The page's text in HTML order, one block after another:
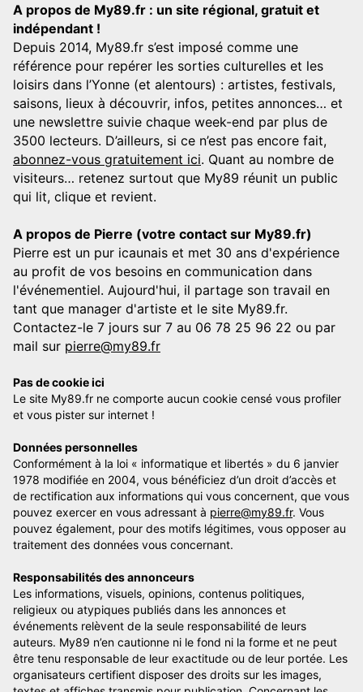
A propos de My89.fr : un site régional, gratuit et
indépendant !
Depuis 2014, My89.fr s’est imposé comme une
référence pour repérer les sorties culturelles et les
loisirs dans l’Yonne (et alentours) : artistes, festivals,
saisons, lieux à découvrir, infos, petites annonces… et
une newslettre suivie chaque week-end par plus de
3500 lecteurs. D’ailleurs, si ce n’est pas encore fait,
abonnez-vous gratuitement ici. Quant au nombre de
visiteurs… retenez surtout que My89 réunit un public
qui lit, clique et revient.
A propos de Pierre (votre contact sur My89.fr)
Pierre est un pur icaunais et met 30 ans d'expérience
au profit de vos besoins en communication dans
l'événementiel. Aujourd'hui, il partage son travail en
tant que manager d'artiste et le site My89.fr.
Contactez-le 7 jours sur 7 au 06 78 25 96 22 ou par
mail sur pierre@my89.fr
Pas de cookie ici
Le site My89.fr ne comporte aucun cookie censé vous profiler
et vous pister sur internet !
Données personnelles
Conformément à la loi « informatique et libertés » du 6 janvier
1978 modifiée en 2004, vous bénéficiez d’un droit d’accès et
de rectification aux informations qui vous concernent, que vous
pouvez exercer en vous adressant à pierre@my89.fr. Vous
pouvez également, pour des motifs légitimes, vous opposer au
traitement des données vous concernant.
Responsabilités des annonceurs
Les informations, visuels, opinions, contenus politiques,
religieux ou atypiques publiés dans les annonces et
événements relèvent de la seule responsabilité de leurs
auteurs. My89 n’en cautionne ni le fond ni la forme et ne peut
être tenu responsable de leur exactitude ou de leur portée. Les
organisateurs certifient disposer des droits sur les images,